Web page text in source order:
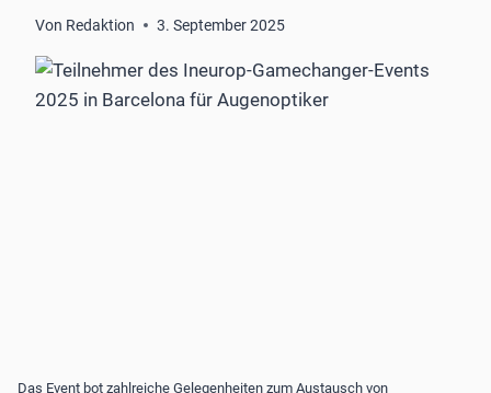
Von Redaktion 3. September 2025
Das Event bot zahlreiche Gelegenheiten zum Austausch von